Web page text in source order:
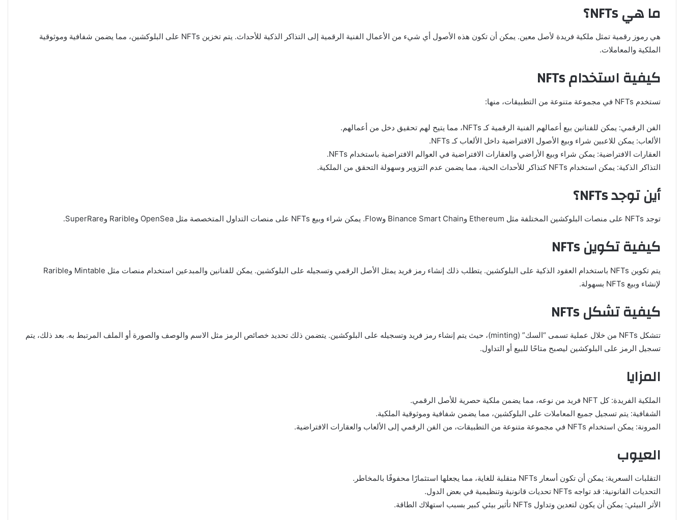
ما هي NFTs؟
هي رموز رقمية تمثل ملكية فريدة لأصل معين. يمكن أن تكون هذه الأصول أي شيء من الأعمال الفنية الرقمية إلى التذاكر الذكية للأحداث. يتم تخزين NFTs على البلوكشين، مما يضمن شفافية وموثوقية
الملكية والمعاملات.
كيفية استخدام NFTs
تستخدم NFTs في مجموعة متنوعة من التطبيقات، منها:
الفن الرقمي: يمكن للفنانين بيع أعمالهم الفنية الرقمية كـ NFTs، مما يتيح لهم تحقيق دخل من أعمالهم.
الألعاب: يمكن للاعبين شراء وبيع الأصول الافتراضية داخل الألعاب كـ NFTs.
العقارات الافتراضية: يمكن شراء وبيع الأراضي والعقارات الافتراضية في العوالم الافتراضية باستخدام NFTs.
التذاكر الذكية: يمكن استخدام NFTs كتذاكر للأحداث الحية، مما يضمن عدم التزوير وسهولة التحقق من الملكية.
أين توجد NFTs؟
توجد NFTs على منصات البلوكشين المختلفة مثل Ethereum وBinance Smart Chain وFlow. يمكن شراء وبيع NFTs على منصات التداول المتخصصة مثل OpenSea وRarible وSuperRare.
كيفية تكوين NFTs
يتم تكوين NFTs باستخدام العقود الذكية على البلوكشين. يتطلب ذلك إنشاء رمز فريد يمثل الأصل الرقمي وتسجيله على البلوكشين. يمكن للفنانين والمبدعين استخدام منصات مثل Mintable وRarible
لإنشاء وبيع NFTs بسهولة.
كيفية تشكل NFTs
تتشكل NFTs من خلال عملية تسمى “السك” (minting)، حيث يتم إنشاء رمز فريد وتسجيله على البلوكشين. يتضمن ذلك تحديد خصائص الرمز مثل الاسم والوصف والصورة أو الملف المرتبط به. بعد ذلك، يتم
تسجيل الرمز على البلوكشين ليصبح متاحًا للبيع أو التداول.
المزايا
الملكية الفريدة: كل NFT فريد من نوعه، مما يضمن ملكية حصرية للأصل الرقمي.
الشفافية: يتم تسجيل جميع المعاملات على البلوكشين، مما يضمن شفافية وموثوقية الملكية.
المرونة: يمكن استخدام NFTs في مجموعة متنوعة من التطبيقات، من الفن الرقمي إلى الألعاب والعقارات الافتراضية.
العيوب
التقلبات السعرية: يمكن أن تكون أسعار NFTs متقلبة للغاية، مما يجعلها استثمارًا محفوفًا بالمخاطر.
التحديات القانونية: قد تواجه NFTs تحديات قانونية وتنظيمية في بعض الدول.
الأثر البيئي: يمكن أن يكون لتعدين وتداول NFTs تأثير بيئي كبير بسبب استهلاك الطاقة.